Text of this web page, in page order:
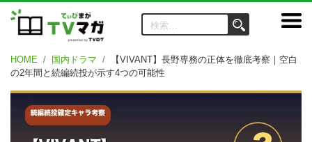
HOME 国内ドラマ
【VIVANT】長野専務の正体を徹底考察｜空白
の2年間と続編続投が示す4つの可能性